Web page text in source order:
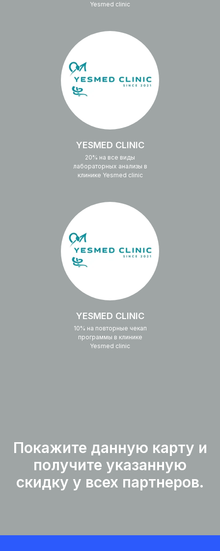
Yesmed clinic
YESMED CLINIC
20% на все виды
лабораторных анализы в
клинике Yesmed clinic
YESMED CLINIC
10% на повторные чекап
программы в клинике
Yesmed clinic
Покажите данную карту и
получите указанную
скидку у всех партнеров.